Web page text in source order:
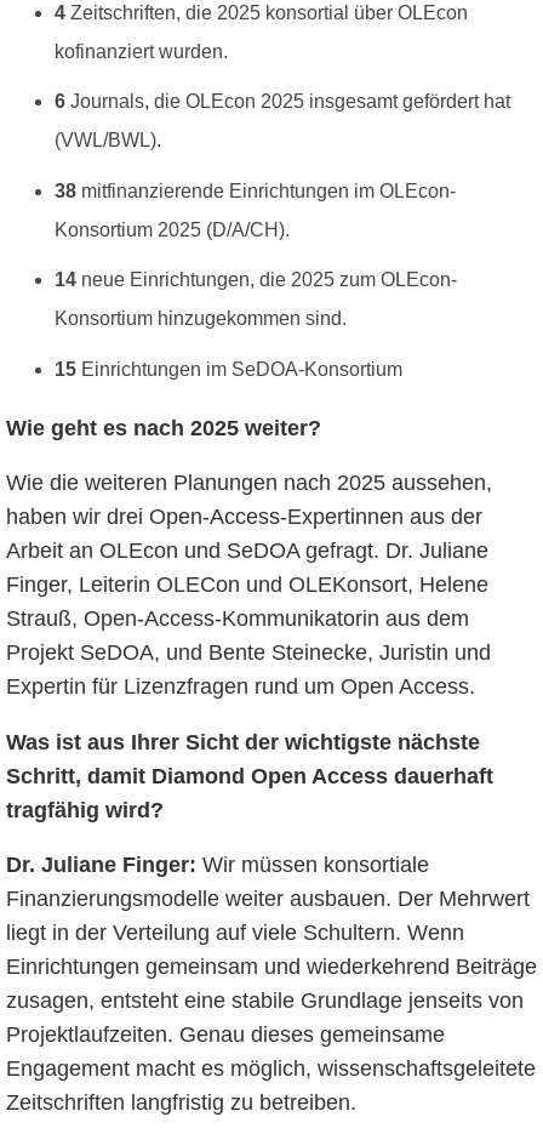
4Zeitschriften, die 2025 konsortial über OLEcon
kofinanziert wurden.
6Journals, die OLEcon 2025 insgesamt gefördert hat
(VWL/BWL).
38mitfinanzierende Einrichtungen im OLEcon-
Konsortium 2025 (D/A/CH).
14neue Einrichtungen, die 2025 zum OLEcon-
Konsortium hinzugekommen sind.
15Einrichtungen im SeDOA-Konsortium
Wie geht es nach 2025 weiter?
Wie die weiteren Planungen nach 2025 aussehen,
haben wir drei Open-Access-Expertinnen aus der
Arbeit an OLEcon und SeDOA gefragt. Dr. Juliane
Finger, Leiterin OLECon und OLEKonsort, Helene
Strauß, Open-Access-Kommunikatorin aus dem
Projekt SeDOA, und Bente Steinecke, Juristin und
Expertin für Lizenzfragen rund um Open Access.
Was ist aus Ihrer Sicht der wichtigste nächste
Schritt, damit Diamond Open Access dauerhaft
tragfähig wird?
Dr. Juliane Finger: Wir müssen konsortiale
Finanzierungsmodelle weiter ausbauen. Der Mehrwert
liegt in der Verteilung auf viele Schultern. Wenn
Einrichtungen gemeinsam und wiederkehrend Beiträge
zusagen, entsteht eine stabile Grundlage jenseits von
Projektlaufzeiten. Genau dieses gemeinsame
Engagement macht es möglich, wissenschaftsgeleitete
Zeitschriften langfristig zu betreiben.